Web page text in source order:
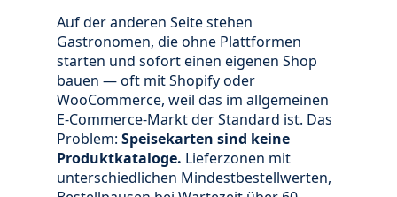
Auf der anderen Seite stehen
Gastronomen, die ohne Plattformen
starten und sofort einen eigenen Shop
bauen — oft mit Shopify oder
WooCommerce, weil das im allgemeinen
E-Commerce-Markt der Standard ist. Das
Problem: Speisekarten sind keine
Produktkataloge. Lieferzonen mit
unterschiedlichen Mindestbestellwerten,